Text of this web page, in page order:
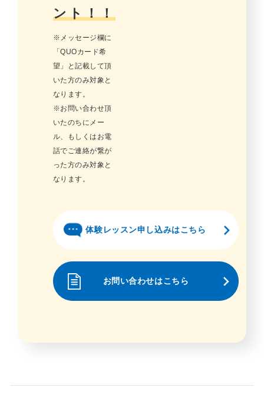
ント！！
※メッセージ欄に
「QUOカード希
望」と記載して頂
いた方のみ対象と
なります。
※お問い合わせ頂
いたのちにメー
ル、もしくはお電
話でご連絡が繋が
った方のみ対象と
なります。
体験レッスン申し込みはこちら
お問い合わせはこちら